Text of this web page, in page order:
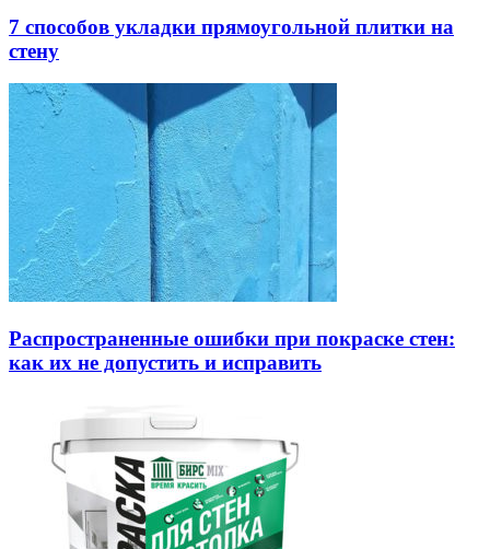
7 способов укладки прямоугольной плитки на
стену
Распространенные ошибки при покраске стен:
как их не допустить и исправить